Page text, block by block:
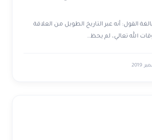
القول: أنه عبر التاريخ الطويل من العلاقة
الله تعالي، لم يحظ…